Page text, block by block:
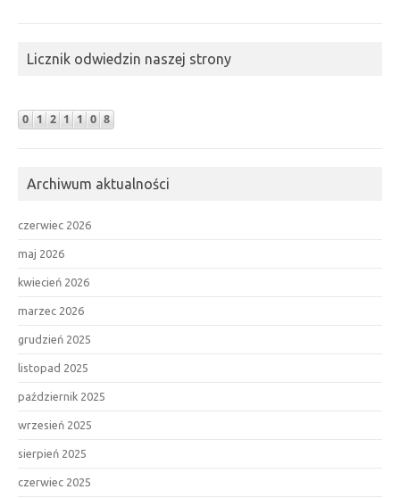
Licznik odwiedzin naszej strony
Archiwum aktualności
czerwiec 2026
maj 2026
kwiecień 2026
marzec 2026
grudzień 2025
listopad 2025
październik 2025
wrzesień 2025
sierpień 2025
czerwiec 2025